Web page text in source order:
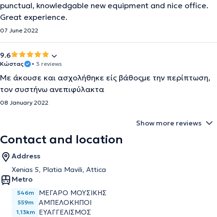
punctual, knowledgable new equipment and nice office.
Great experience.
07 June 2022
9.6
Κώστας • 3 reviews
Με άκουσε και ασχολήθηκε είς βάθοςμε την περίπτωση,
τον συστήνω ανεπιφύλακτα
08 January 2022
Show more reviews
Contact and location
Address
Xenias 5, Platia Mavili, Attica
Metro
546m ΜΕΓΑΡΟ ΜΟΥΣΙΚΗΣ
559m ΑΜΠΕΛΟΚΗΠΟΙ
1,13km
ΕΥΑΓΓΕΛΙΣΜΟΣ